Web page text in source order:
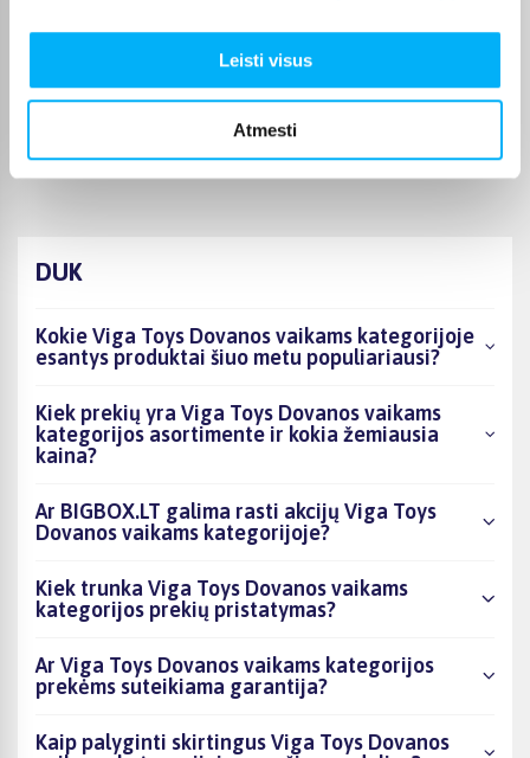
Leisti visus
Atmesti
Karolis K.
Patvirtintas pirkėjas
DUK
Kokie Viga Toys Dovanos vaikams kategorijoje
esantys produktai šiuo metu populiariausi?
Kiek prekių yra Viga Toys Dovanos vaikams
kategorijos asortimente ir kokia žemiausia
kaina?
Ar BIGBOX.LT galima rasti akcijų Viga Toys
Dovanos vaikams kategorijoje?
Kiek trunka Viga Toys Dovanos vaikams
kategorijos prekių pristatymas?
Ar Viga Toys Dovanos vaikams kategorijos
prekėms suteikiama garantija?
Kaip palyginti skirtingus Viga Toys Dovanos